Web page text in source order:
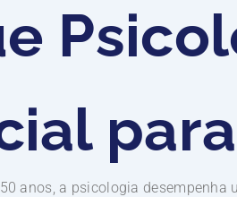
anos, a psicologia